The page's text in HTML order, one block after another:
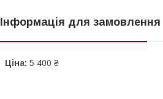
Інформація для замовлення
Ціна: 5 400 ₴